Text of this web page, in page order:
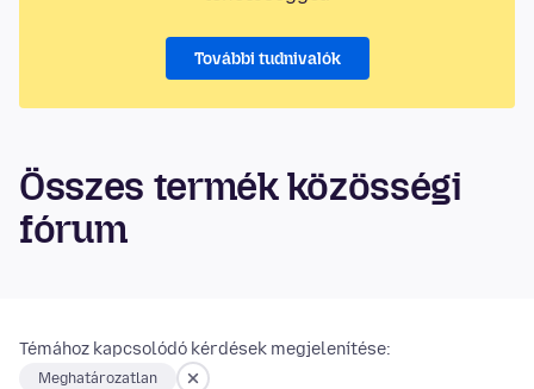
További tudnivalók
Összes termék közösségi
fórum
Témához kapcsolódó kérdések megjelenítése:
Meghatározatlan